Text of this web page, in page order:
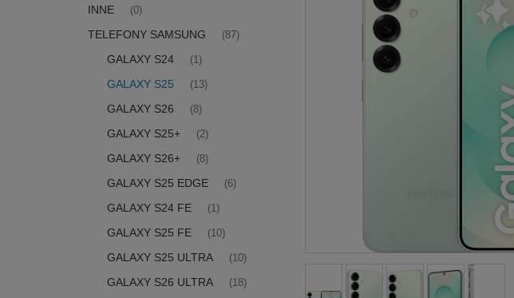
INNE (0)
TELEFONY SAMSUNG (87)
GALAXY S24 (1)
GALAXY S25 (13)
GALAXY S26 (8)
GALAXY S25+ (2)
GALAXY S26+ (8)
GALAXY S25 EDGE (6)
GALAXY S24 FE (1)
GALAXY S25 FE (10)
GALAXY S25 ULTRA (10)
GALAXY S26 ULTRA (18)